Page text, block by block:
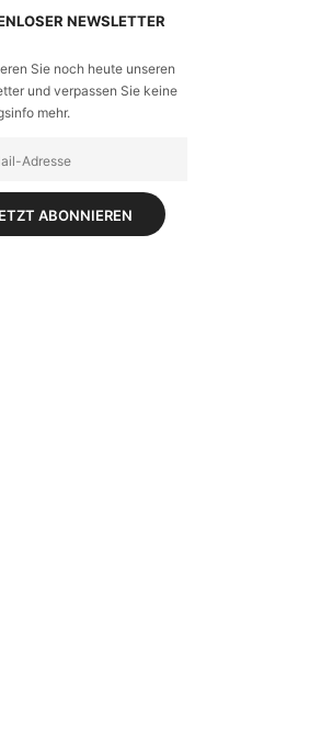
NEWSLETTER
Sie noch heute unseren
und verpassen Sie keine
mehr.